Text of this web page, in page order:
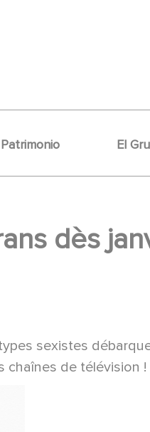
Patrimonio El
dès
sexistes
chaînes de télévision !